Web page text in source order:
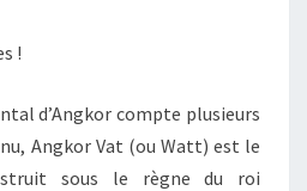
!
d’Angkor compte plusieurs
Angkor Vat (ou Watt) est le
sous le règne du roi